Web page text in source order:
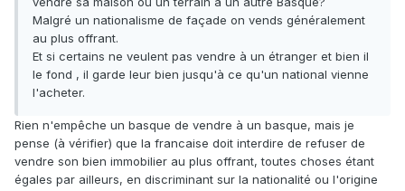
Malgré un nationalisme de façade on vends généralement
au plus offrant.
Et si certains ne veulent pas vendre à un étranger et bien il
le fond , il garde leur bien jusqu'à ce qu'un national vienne
l'acheter.
Rien n'empêche un basque de vendre à un basque, mais je
pense (à vérifier) que la francaise doit interdire de refuser de
vendre son bien immobilier au plus offrant, toutes choses étant
égales par ailleurs, en discriminant sur la nationalité ou l'origine